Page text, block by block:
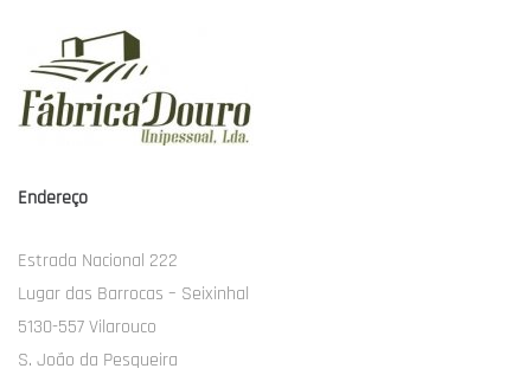
Endereço
Estrada Nacional 222
Lugar das Barrocas – Seixinhal
5130-557 Vilarouco
S. João da Pesqueira